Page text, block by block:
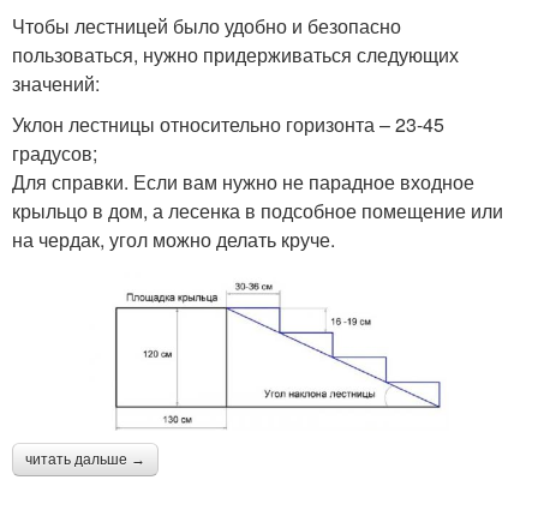
Чтобы лестницей было удобно и безопасно
пользоваться, нужно придерживаться следующих
значений:
Уклон лестницы относительно горизонта – 23-45
градусов;
Для справки. Если вам нужно не парадное входное
крыльцо в дом, а лесенка в подсобное помещение или
на чердак, угол можно делать круче.
читать дальше →